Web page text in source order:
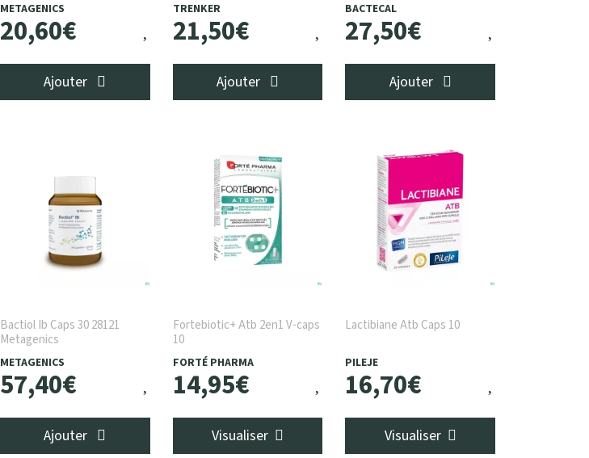
METAGENICS
20,60€
Ajouter
TRENKER
21,50€
Ajouter
BACTECAL
27,50€
Ajouter
Bactiol Ib Caps 30 28121
Metagenics
METAGENICS
57,40€
Ajouter
Fortebiotic+ Atb 2en1 V-caps
10
FORTÉ PHARMA
14,95€
Visualiser
Lactibiane Atb Caps 10
PILEJE
16,70€
Visualiser